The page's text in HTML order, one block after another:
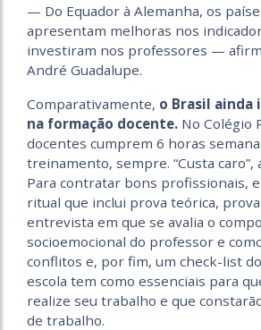
— Do Equador à Alemanha, os
apresentam melhoras nos
investiram nos professores —
André Guadalupe.
Comparativamente, o Brasil ainda
na formação docente. No Colégio
docentes cumprem 6 horas
treinamento, sempre. “Custa caro”,
Para contratar bons profissionais,
ritual que inclui prova teórica,
entrevista em que se avalia o
socioemocional do professor e
conflitos e, por fim, um check-list
escola tem como essenciais para
realize seu trabalho e que
de trabalho.